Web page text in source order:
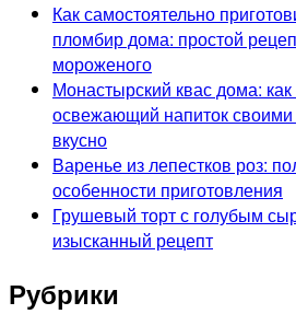
Как самостоятельно
пломбир дома: простой
мороженого
Монастырский квас дома: как
освежающий напиток
вкусно
Варенье из лепестков роз:
особенности приготовления
Грушевый торт с голубым
изысканный рецепт
Рубрики